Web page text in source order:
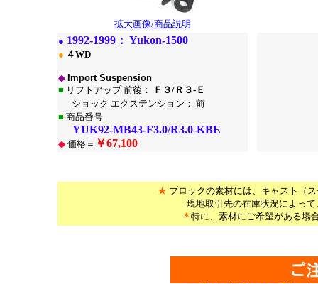
拡大画像/商品説明
● 1992-1999： Yukon-1500
● ４WD
◆ Import Suspension
■ リフトアップ 前後：
Ｆ３/Ｒ３-Ｅ
ショック エクステンション： 前
■ 商品番号
YUK92-MB43-F3.0/R3.0-KBE
◆価格＝ ￥67,100
★ ブロックの素材には、キャスト（
現地取引先の在庫状況によっ
＊ 特に、素材にご希望がある場